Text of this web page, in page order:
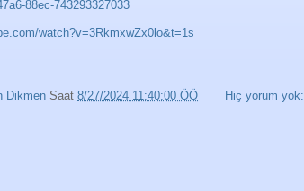
88ec-743293327033
watch?v=3RkmxwZx0lo&t=1s
Dikmen Saat 8/27/2024 11:40:00 ÖÖ Hiç yorum yok: